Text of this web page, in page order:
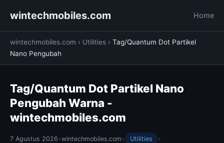
wintechmobiles.com Home
wintechmobiles.com › Utilities › Tag/Quantum Dot Partikel
Nano Pengubah
Tag/Quantum Dot Partikel Nano
Pengubah Warna -
wintechmobiles.com
7 Agustus 2026 •wintechmobiles.com • Utilities
•